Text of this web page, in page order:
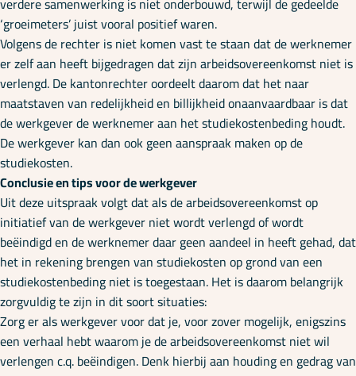
‘groeimeters’ juist vooral positief waren.
Volgens de rechter is niet komen vast te staan dat de werknemer
er zelf aan heeft bijgedragen dat zijn arbeidsovereenkomst niet is
verlengd. De kantonrechter oordeelt daarom dat het naar
maatstaven van redelijkheid en billijkheid onaanvaardbaar is dat
de werkgever de werknemer aan het studiekostenbeding houdt.
De werkgever kan dan ook geen aanspraak maken op de
studiekosten.
Conclusie en tips voor de werkgever
Uit deze uitspraak volgt dat als de arbeidsovereenkomst op
initiatief van de werkgever niet wordt verlengd of wordt
beëindigd en de werknemer daar geen aandeel in heeft gehad, dat
het in rekening brengen van studiekosten op grond van een
studiekostenbeding niet is toegestaan. Het is daarom belangrijk
zorgvuldig te zijn in dit soort situaties:
Zorg er als werkgever voor dat je, voor zover mogelijk, enigszins
een verhaal hebt waarom je de arbeidsovereenkomst niet wil
verlengen c.q. beëindigen. Denk hierbij aan houding en gedrag van